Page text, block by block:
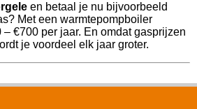
en betaal je nu bijvoorbeeld
Met een warmtepompboiler
– €700 per jaar. En omdat gasprijzen
je voordeel elk jaar groter.